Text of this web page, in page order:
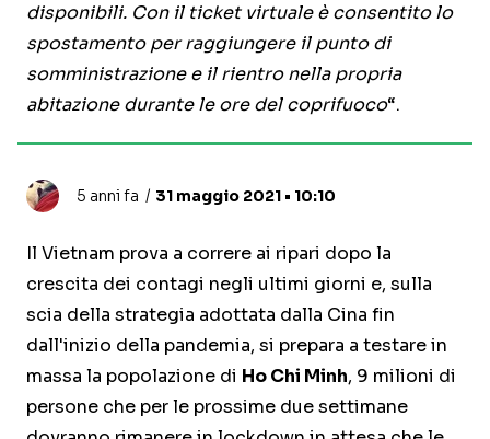
disponibili. Con il ticket virtuale è consentito lo
spostamento per raggiungere il punto di
somministrazione e il rientro nella propria
abitazione durante le ore del coprifuoco“.
5 anni fa 31 maggio 2021 • 10:10
Il Vietnam prova a correre ai ripari dopo la
crescita dei contagi negli ultimi giorni e, sulla
scia della strategia adottata dalla Cina fin
dall'inizio della pandemia, si prepara a testare in
massa la popolazione di Ho Chi Minh, 9 milioni di
persone che per le prossime due settimane